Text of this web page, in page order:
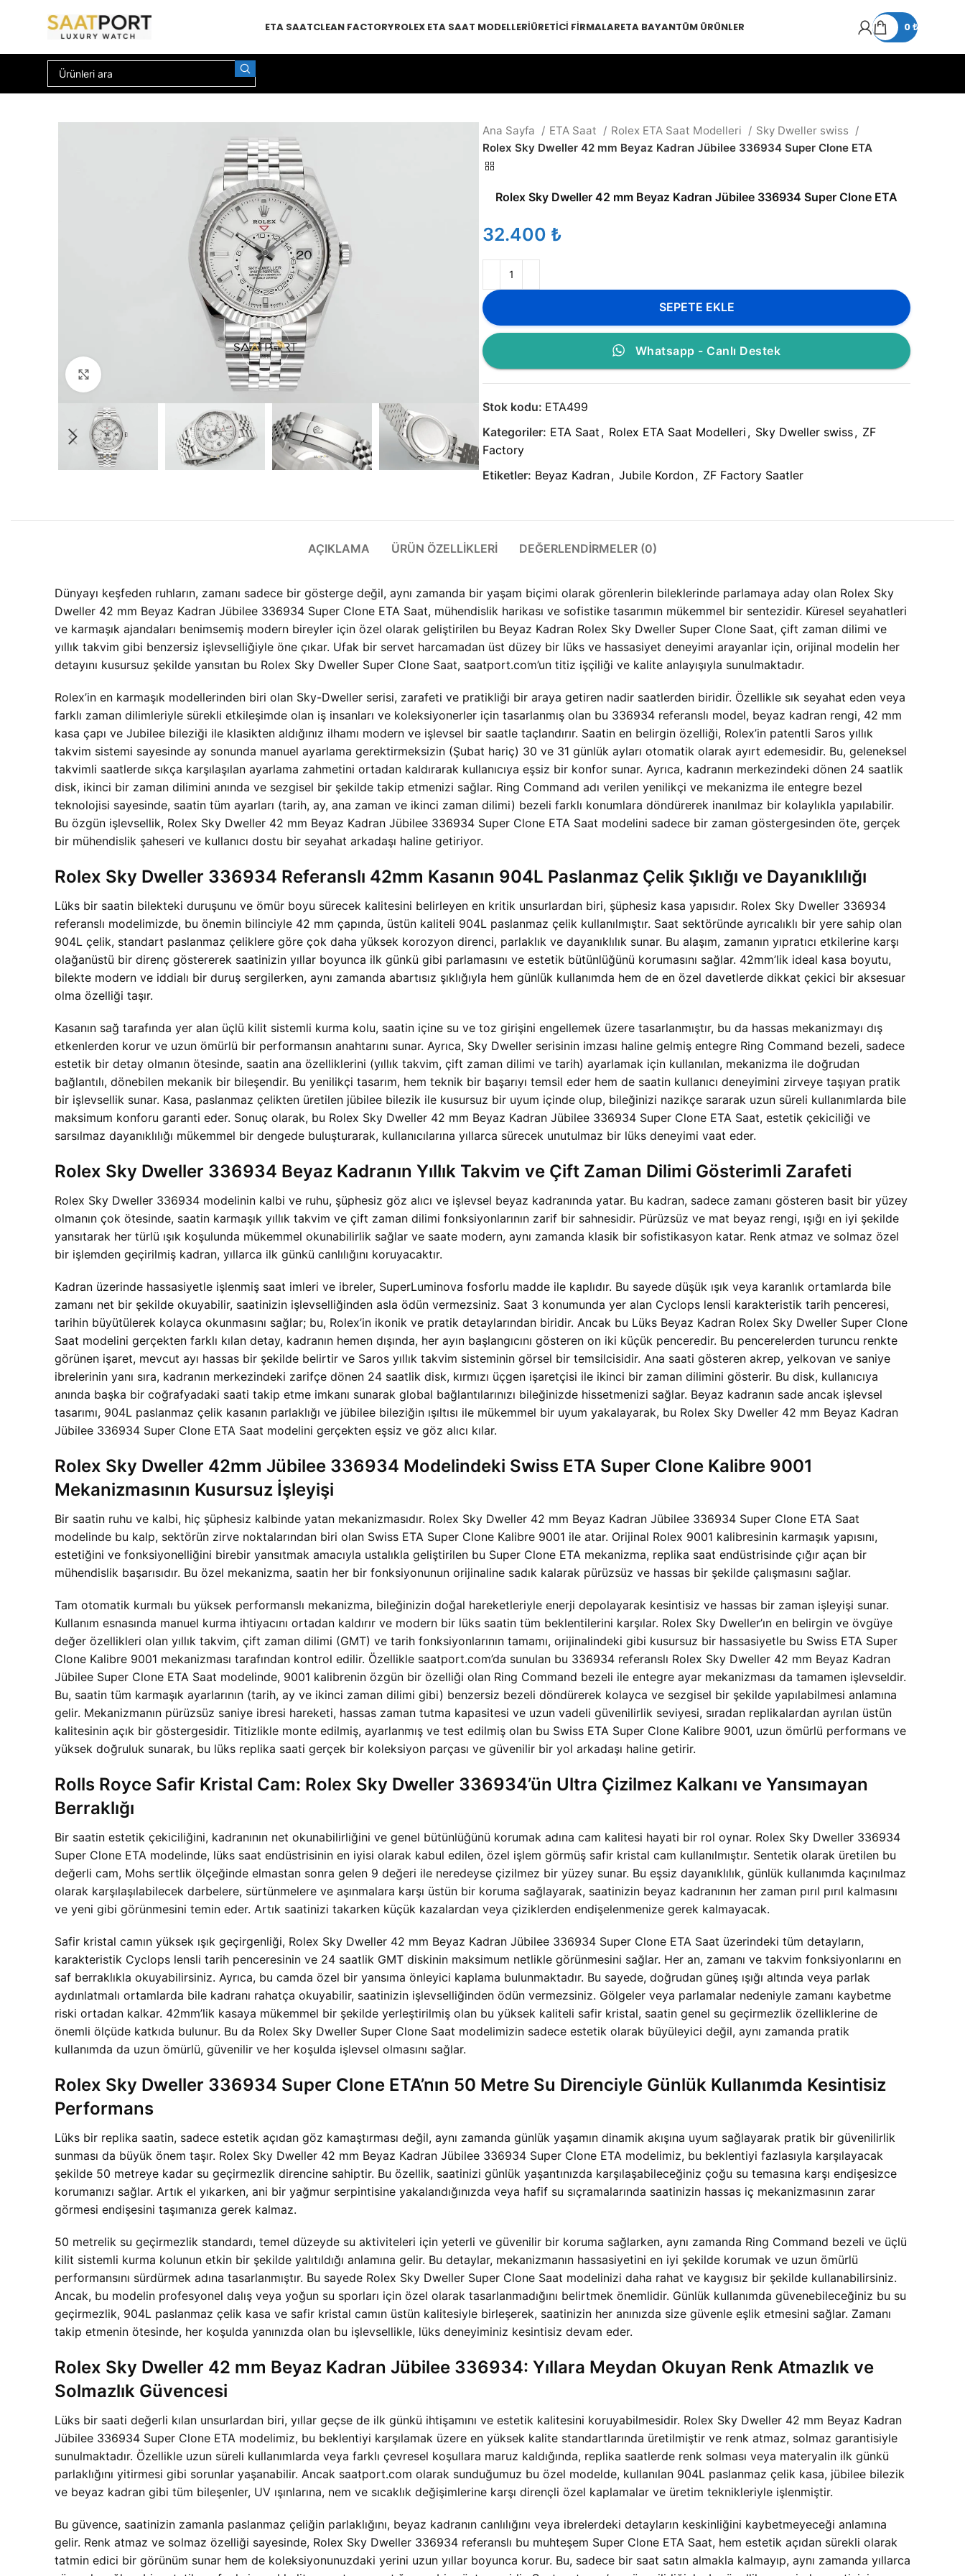
ETA SAATCLEAN FACTORYROLEX ETA SAAT MODELLERIÜRETICI FIRMALARETA BAYANTÜM ÜRÜNLER 0₺
Ana Sayfa ETA Saat Rolex ETA Saat Modelleri
Sky Dweller swiss
Rolex Sky Dweller 42 mm Beyaz Kadran Jübilee 336934 Super Clone ETA
Rolex Sky Dweller 42 mm Beyaz Kadran Jübilee 336934 Super Clone ETA
₺
SEPETE EKLE
Whatsapp - Canlı Destek
Stok kodu: ETA499
Kategoriler: ETA Saat , Rolex ETA Saat Modelleri , Sky Dweller swiss, ZF
Factory
Etiketler: Beyaz Kadran, Jubile Kordon, ZF Factory Saatler
AÇIKLAMA ÜRÜN ÖZELLIKLERI DEĞERLENDIRMELER (0)
Dünyayı keşfeden ruhların, zamanı sadece bir gösterge değil, aynı zamanda bir yaşam biçimi olarak görenlerin bileklerinde parlamaya aday olan Rolex Sky
Dweller 42 mm Beyaz Kadran Jübilee 336934 Super Clone ETA Saat, mühendislik harikası ve sofistike tasarımın mükemmel bir sentezidir. Küresel seyahatleri
ve karmaşık ajandaları benimsemiş modern bireyler için özel olarak geliştirilen bu Beyaz Kadran Rolex Sky Dweller Super Clone Saat, çift zaman dilimi ve
yıllık takvim gibi benzersiz işlevselliğiyle öne çıkar. Ufak bir servet harcamadan üst düzey bir lüks ve hassasiyet deneyimi arayanlar için, orijinal modelin her
detayını kusursuz şekilde yansıtan bu Rolex Sky Dweller Super Clone Saat, saatport.com’un titiz işçiliği ve kalite anlayışıyla sunulmaktadır.
Rolex’in en karmaşık modellerinden biri olan Sky-Dweller serisi, zarafeti ve pratikliği bir araya getiren nadir saatlerden biridir. Özellikle sık seyahat eden veya
farklı zaman dilimleriyle sürekli etkileşimde olan iş insanları ve koleksiyonerler için tasarlanmış olan bu 336934 referanslı model, beyaz kadran rengi, 42 mm
kasa çapı ve Jubilee bileziği ile klasikten aldığınız ilhamı modern ve işlevsel bir saatle taçlandırır. Saatin en belirgin özelliği, Rolex’in patentli Saros yıllık
takvim sistemi sayesinde ay sonunda manuel ayarlama gerektirmeksizin (Şubat hariç) 30 ve 31 günlük ayları otomatik olarak ayırt edemesidir. Bu, geleneksel
takvimli saatlerde sıkça karşılaşılan ayarlama zahmetini ortadan kaldırarak kullanıcıya eşsiz bir konfor sunar. Ayrıca, kadranın merkezindeki dönen 24 saatlik
disk, ikinci bir zaman dilimini anında ve sezgisel bir şekilde takip etmenizi sağlar. Ring Command adı verilen yenilikçi ve mekanizma ile entegre bezel
teknolojisi sayesinde, saatin tüm ayarları (tarih, ay, ana zaman ve ikinci zaman dilimi) bezeli farklı konumlara döndürerek inanılmaz bir kolaylıkla yapılabilir.
Bu özgün işlevsellik, Rolex Sky Dweller 42 mm Beyaz Kadran Jübilee 336934 Super Clone ETA Saat modelini sadece bir zaman göstergesinden öte, gerçek
bir mühendislik şaheseri ve kullanıcı dostu bir seyahat arkadaşı haline getiriyor.
Rolex Sky Dweller 336934 Referanslı 42mm Kasanın 904L Paslanmaz Çelik Şıklığı ve Dayanıklılığı
Lüks bir saatin bilekteki duruşunu ve ömür boyu sürecek kalitesini belirleyen en kritik unsurlardan biri, şüphesiz kasa yapısıdır. Rolex Sky Dweller 336934
referanslı modelimizde, bu önemin bilinciyle 42 mm çapında, üstün kaliteli 904L paslanmaz çelik kullanılmıştır. Saat sektöründe ayrıcalıklı bir yere sahip olan
904L çelik, standart paslanmaz çeliklere göre çok daha yüksek korozyon direnci, parlaklık ve dayanıklılık sunar. Bu alaşım, zamanın yıpratıcı etkilerine karşı
olağanüstü bir direnç göstererek saatinizin yıllar boyunca ilk günkü gibi parlamasını ve estetik bütünlüğünü korumasını sağlar. 42mm’lik ideal kasa boyutu,
bilekte modern ve iddialı bir duruş sergilerken, aynı zamanda abartısız şıklığıyla hem günlük kullanımda hem de en özel davetlerde dikkat çekici bir aksesuar
olma özelliği taşır.
Kasanın sağ tarafında yer alan üçlü kilit sistemli kurma kolu, saatin içine su ve toz girişini engellemek üzere tasarlanmıştır, bu da hassas mekanizmayı dış
etkenlerden korur ve uzun ömürlü bir performansın anahtarını sunar. Ayrıca, Sky Dweller serisinin imzası haline gelmiş entegre Ring Command bezeli, sadece
estetik bir detay olmanın ötesinde, saatin ana özelliklerini (yıllık takvim, çift zaman dilimi ve tarih) ayarlamak için kullanılan, mekanizma ile doğrudan
bağlantılı, dönebilen mekanik bir bileşendir. Bu yenilikçi tasarım, hem teknik bir başarıyı temsil eder hem de saatin kullanıcı deneyimini zirveye taşıyan pratik
bir işlevsellik sunar. Kasa, paslanmaz çelikten üretilen jübilee bilezik ile kusursuz bir uyum içinde olup, bileğinizi nazikçe sararak uzun süreli kullanımlarda bile
maksimum konforu garanti eder. Sonuç olarak, bu Rolex Sky Dweller 42 mm Beyaz Kadran Jübilee 336934 Super Clone ETA Saat, estetik çekiciliği ve
sarsılmaz dayanıklılığı mükemmel bir dengede buluşturarak, kullanıcılarına yıllarca sürecek unutulmaz bir lüks deneyimi vaat eder.
Rolex Sky Dweller 336934 Beyaz Kadranın Yıllık Takvim ve Çift Zaman Dilimi Gösterimli Zarafeti
Rolex Sky Dweller 336934 modelinin kalbi ve ruhu, şüphesiz göz alıcı ve işlevsel beyaz kadranında yatar. Bu kadran, sadece zamanı gösteren basit bir yüzey
olmanın çok ötesinde, saatin karmaşık yıllık takvim ve çift zaman dilimi fonksiyonlarının zarif bir sahnesidir. Pürüzsüz ve mat beyaz rengi, ışığı en iyi şekilde
yansıtarak her türlü ışık koşulunda mükemmel okunabilirlik sağlar ve saate modern, aynı zamanda klasik bir sofistikasyon katar. Renk atmaz ve solmaz özel
bir işlemden geçirilmiş kadran, yıllarca ilk günkü canlılığını koruyacaktır.
Kadran üzerinde hassasiyetle işlenmiş saat imleri ve ibreler, SuperLuminova fosforlu madde ile kaplıdır. Bu sayede düşük ışık veya karanlık ortamlarda bile
zamanı net bir şekilde okuyabilir, saatinizin işlevselliğinden asla ödün vermezsiniz. Saat 3 konumunda yer alan Cyclops lensli karakteristik tarih penceresi,
tarihin büyütülerek kolayca okunmasını sağlar; bu, Rolex’in ikonik ve pratik detaylarından biridir. Ancak bu Lüks Beyaz Kadran Rolex Sky Dweller Super Clone
Saat modelini gerçekten farklı kılan detay, kadranın hemen dışında, her ayın başlangıcını gösteren on iki küçük penceredir. Bu pencerelerden turuncu renkte
görünen işaret, mevcut ayı hassas bir şekilde belirtir ve Saros yıllık takvim sisteminin görsel bir temsilcisidir. Ana saati gösteren akrep, yelkovan ve saniye
ibrelerinin yanı sıra, kadranın merkezindeki zarifçe dönen 24 saatlik disk, kırmızı üçgen işaretçisi ile ikinci bir zaman dilimini gösterir. Bu disk, kullanıcıya
anında başka bir coğrafyadaki saati takip etme imkanı sunarak global bağlantılarınızı bileğinizde hissetmenizi sağlar. Beyaz kadranın sade ancak işlevsel
tasarımı, 904L paslanmaz çelik kasanın parlaklığı ve jübilee bileziğin ışıltısı ile mükemmel bir uyum yakalayarak, bu Rolex Sky Dweller 42 mm Beyaz Kadran
Jübilee 336934 Super Clone ETA Saat modelini gerçekten eşsiz ve göz alıcı kılar.
Rolex Sky Dweller 42mm Jübilee 336934 Modelindeki Swiss ETA Super Clone Kalibre 9001
Mekanizmasının Kusursuz İşleyişi
Bir saatin ruhu ve kalbi, hiç şüphesiz kalbinde yatan mekanizmasıdır. Rolex Sky Dweller 42 mm Beyaz Kadran Jübilee 336934 Super Clone ETA Saat
modelinde bu kalp, sektörün zirve noktalarından biri olan Swiss ETA Super Clone Kalibre 9001 ile atar. Orijinal Rolex 9001 kalibresinin karmaşık yapısını,
estetiğini ve fonksiyonelliğini birebir yansıtmak amacıyla ustalıkla geliştirilen bu Super Clone ETA mekanizma, replika saat endüstrisinde çığır açan bir
mühendislik başarısıdır. Bu özel mekanizma, saatin her bir fonksiyonunun orijinaline sadık kalarak pürüzsüz ve hassas bir şekilde çalışmasını sağlar.
Tam otomatik kurmalı bu yüksek performanslı mekanizma, bileğinizin doğal hareketleriyle enerji depolayarak kesintisiz ve hassas bir zaman işleyişi sunar.
Kullanım esnasında manuel kurma ihtiyacını ortadan kaldırır ve modern bir lüks saatin tüm beklentilerini karşılar. Rolex Sky Dweller’ın en belirgin ve övgüye
değer özellikleri olan yıllık takvim, çift zaman dilimi (GMT) ve tarih fonksiyonlarının tamamı, orijinalindeki gibi kusursuz bir hassasiyetle bu Swiss ETA Super
Clone Kalibre 9001 mekanizması tarafından kontrol edilir. Özellikle saatport.com’da sunulan bu 336934 referanslı Rolex Sky Dweller 42 mm Beyaz Kadran
Jübilee Super Clone ETA Saat modelinde, 9001 kalibrenin özgün bir özelliği olan Ring Command bezeli ile entegre ayar mekanizması da tamamen işlevseldir.
Bu, saatin tüm karmaşık ayarlarının (tarih, ay ve ikinci zaman dilimi gibi) benzersiz bezeli döndürerek kolayca ve sezgisel bir şekilde yapılabilmesi anlamına
gelir. Mekanizmanın pürüzsüz saniye ibresi hareketi, hassas zaman tutma kapasitesi ve uzun vadeli güvenilirlik seviyesi, sıradan replikalardan ayrılan üstün
kalitesinin açık bir göstergesidir. Titizlikle monte edilmiş, ayarlanmış ve test edilmiş olan bu Swiss ETA Super Clone Kalibre 9001, uzun ömürlü performans ve
yüksek doğruluk sunarak, bu lüks replika saati gerçek bir koleksiyon parçası ve güvenilir bir yol arkadaşı haline getirir.
Rolls Royce Safir Kristal Cam: Rolex Sky Dweller 336934’ün Ultra Çizilmez Kalkanı ve Yansımayan
Berraklığı
Bir saatin estetik çekiciliğini, kadranının net okunabilirliğini ve genel bütünlüğünü korumak adına cam kalitesi hayati bir rol oynar. Rolex Sky Dweller 336934
Super Clone ETA modelinde, lüks saat endüstrisinin en iyisi olarak kabul edilen, özel işlem görmüş safir kristal cam kullanılmıştır. Sentetik olarak üretilen bu
değerli cam, Mohs sertlik ölçeğinde elmastan sonra gelen 9 değeri ile neredeyse çizilmez bir yüzey sunar. Bu eşsiz dayanıklılık, günlük kullanımda kaçınılmaz
olarak karşılaşılabilecek darbelere, sürtünmelere ve aşınmalara karşı üstün bir koruma sağlayarak, saatinizin beyaz kadranının her zaman pırıl pırıl kalmasını
ve yeni gibi görünmesini temin eder. Artık saatinizi takarken küçük kazalardan veya çiziklerden endişelenmenize gerek kalmayacak.
Safir kristal camın yüksek ışık geçirgenliği, Rolex Sky Dweller 42 mm Beyaz Kadran Jübilee 336934 Super Clone ETA Saat üzerindeki tüm detayların,
karakteristik Cyclops lensli tarih penceresinin ve 24 saatlik GMT diskinin maksimum netlikle görünmesini sağlar. Her an, zamanı ve takvim fonksiyonlarını en
saf berraklıkla okuyabilirsiniz. Ayrıca, bu camda özel bir yansıma önleyici kaplama bulunmaktadır. Bu sayede, doğrudan güneş ışığı altında veya parlak
aydınlatmalı ortamlarda bile kadranı rahatça okuyabilir, saatinizin işlevselliğinden ödün vermezsiniz. Gölgeler veya parlamalar nedeniyle zamanı kaybetme
riski ortadan kalkar. 42mm’lik kasaya mükemmel bir şekilde yerleştirilmiş olan bu yüksek kaliteli safir kristal, saatin genel su geçirmezlik özelliklerine de
önemli ölçüde katkıda bulunur. Bu da Rolex Sky Dweller Super Clone Saat modelimizin sadece estetik olarak büyüleyici değil, aynı zamanda pratik
kullanımda da uzun ömürlü, güvenilir ve her koşulda işlevsel olmasını sağlar.
Rolex Sky Dweller 336934 Super Clone ETA’nın 50 Metre Su Direnciyle Günlük Kullanımda Kesintisiz
Performans
Lüks bir replika saatin, sadece estetik açıdan göz kamaştırması değil, aynı zamanda günlük yaşamın dinamik akışına uyum sağlayarak pratik bir güvenilirlik
sunması da büyük önem taşır. Rolex Sky Dweller 42 mm Beyaz Kadran Jübilee 336934 Super Clone ETA modelimiz, bu beklentiyi fazlasıyla karşılayacak
şekilde 50 metreye kadar su geçirmezlik direncine sahiptir. Bu özellik, saatinizi günlük yaşantınızda karşılaşabileceğiniz çoğu su temasına karşı endişesizce
korumanızı sağlar. Artık el yıkarken, ani bir yağmur serpintisine yakalandığınızda veya hafif su sıçramalarında saatinizin hassas iç mekanizmasının zarar
görmesi endişesini taşımanıza gerek kalmaz.
50 metrelik su geçirmezlik standardı, temel düzeyde su aktiviteleri için yeterli ve güvenilir bir koruma sağlarken, aynı zamanda Ring Command bezeli ve üçlü
kilit sistemli kurma kolunun etkin bir şekilde yalıtıldığı anlamına gelir. Bu detaylar, mekanizmanın hassasiyetini en iyi şekilde korumak ve uzun ömürlü
performansını sürdürmek adına tasarlanmıştır. Bu sayede Rolex Sky Dweller Super Clone Saat modelinizi daha rahat ve kaygısız bir şekilde kullanabilirsiniz.
Ancak, bu modelin profesyonel dalış veya yoğun su sporları için özel olarak tasarlanmadığını belirtmek önemlidir. Günlük kullanımda güvenebileceğiniz bu su
geçirmezlik, 904L paslanmaz çelik kasa ve safir kristal camın üstün kalitesiyle birleşerek, saatinizin her anınızda size güvenle eşlik etmesini sağlar. Zamanı
takip etmenin ötesinde, her koşulda yanınızda olan bu işlevsellikle, lüks deneyiminiz kesintisiz devam eder.
Rolex Sky Dweller 42 mm Beyaz Kadran Jübilee 336934: Yıllara Meydan Okuyan Renk Atmazlık ve
Solmazlık Güvencesi
Lüks bir saati değerli kılan unsurlardan biri, yıllar geçse de ilk günkü ihtişamını ve estetik kalitesini koruyabilmesidir. Rolex Sky Dweller 42 mm Beyaz Kadran
Jübilee 336934 Super Clone ETA modelimiz, bu beklentiyi karşılamak üzere en yüksek kalite standartlarında üretilmiştir ve renk atmaz, solmaz garantisiyle
sunulmaktadır. Özellikle uzun süreli kullanımlarda veya farklı çevresel koşullara maruz kaldığında, replika saatlerde renk solması veya materyalin ilk günkü
parlaklığını yitirmesi gibi sorunlar yaşanabilir. Ancak saatport.com olarak sunduğumuz bu özel modelde, kullanılan 904L paslanmaz çelik kasa, jübilee bilezik
ve beyaz kadran gibi tüm bileşenler, UV ışınlarına, nem ve sıcaklık değişimlerine karşı dirençli özel kaplamalar ve üretim teknikleriyle işlenmiştir.
Bu güvence, saatinizin zamanla paslanmaz çeliğin parlaklığını, beyaz kadranın canlılığını veya ibrelerdeki detayların keskinliğini kaybetmeyeceği anlamına
gelir. Renk atmaz ve solmaz özelliği sayesinde, Rolex Sky Dweller 336934 referanslı bu muhteşem Super Clone ETA Saat, hem estetik açıdan sürekli olarak
tatmin edici bir görünüm sunar hem de koleksiyonunuzdaki yerini uzun yıllar boyunca korur. Bu, sadece bir saat satın almakla kalmayıp, aynı zamanda yıllarca